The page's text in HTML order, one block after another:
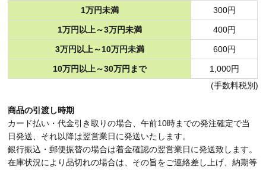
1万円未満
300円
1万円以上～3万円未満 400円
3万円以上～10万円未満 600円
10万円以上～30万円まで
1,000円
(手数料税別)
商品の引渡し時期
カード払い・代金引き取りの場合、午前10時までの発注確定で当
日発送、それ以降は翌営業日に発送いたします。
銀行振込・郵便振替の場合は着金確認の翌営業日に発送致します。
在庫状況により品切れの場合は、その旨をご連絡差し上げ、納期等